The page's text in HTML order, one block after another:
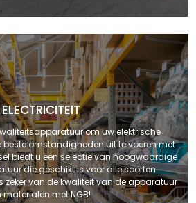
ELECTRICITEIT
om uw elektrische
omstandigheden uit te voeren met
biedt u een selectie van hoogwaardige
die geschikt is voor alle soorten
zeker van de kwaliteit van de apparatuur
materialen met NGB!